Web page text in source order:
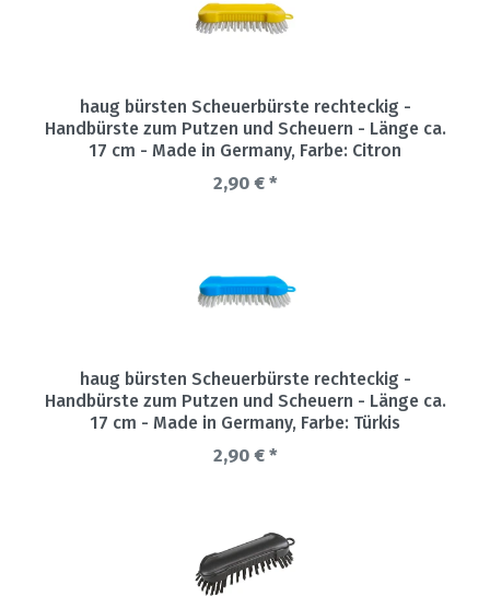
haug bürsten Scheuerbürste rechteckig -
Handbürste zum Putzen und Scheuern - Länge ca.
17 cm - Made in Germany, Farbe: Citron
2,90 € *
haug bürsten Scheuerbürste rechteckig -
Handbürste zum Putzen und Scheuern - Länge ca.
17 cm - Made in Germany, Farbe: Türkis
2,90 € *